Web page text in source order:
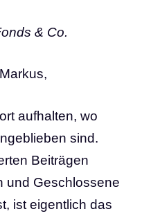
& Co.
aufhalten, wo
sind.
Beiträgen
und Geschlossene
ist eigentlich das